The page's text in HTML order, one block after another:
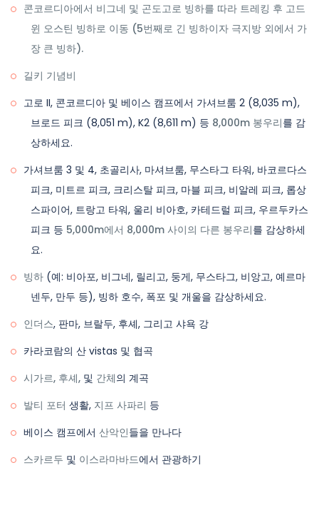
콘코르디아에서 비그네 및 곤도고로 빙하를 따라 트레킹 후 고드
윈 오스틴 빙하로 이동 (5번째로 긴 빙하이자 극지방 외에서 가
장 큰 빙하).
길키 기념비
고로 II, 콘코르디아 및 베이스 캠프에서 가셔브룸 2 (8,035 m),
브로드 피크 (8,051 m), K2 (8,611 m) 등 8,000m 봉우리를 감
상하세요.
가셔브룸 3 및 4, 초골리사, 마셔브룸, 무스타그 타워, 바코르다스
피크, 미트르 피크, 크리스탈 피크, 마블 피크, 비알레 피크, 롭상
스파이어, 트랑고 타워, 울리 비아호, 카테드럴 피크, 우르두카스
피크 등 5,000m에서 8,000m 사이의 다른 봉우리를 감상하세
요.
빙하 (예: 비아포, 비그네, 릴리고, 둥게, 무스타그, 비앙고, 예르마
넨두, 만두 등), 빙하 호수, 폭포 및 개울을 감상하세요.
인더스, 판마, 브랄두, 후셰, 그리고 샤욕 강
카라코람의 산 vistas 및 협곡
시가르, 후셰, 및 간체의 계곡
발티 포터 생활, 지프 사파리 등
베이스 캠프에서 산악인들을 만나다
스카르두 및 이스라마바드에서 관광하기